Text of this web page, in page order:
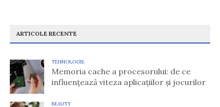
ARTICOLE RECENTE
TEHNOLOGIE
Memoria cache a procesorului: de ce
influențează viteza aplicațiilor și jocurilor
BEAUTY